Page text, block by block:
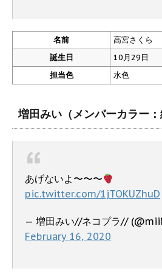
名前
高宮さくら
誕生日
10月29日
担当色
水色
増田みい（メンバーカラー：
あげないよ〜〜〜
pic.twitter.com/1jTOKUZhuD
— 増田みい//ネコプラ//
February 16, 2020